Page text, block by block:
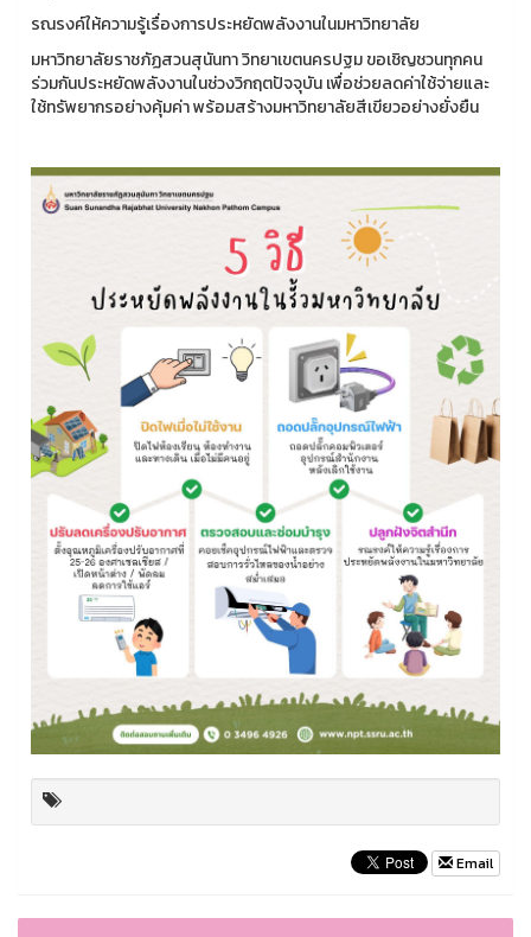
รณรงค์ให้ความรู้เรื่องการประหยัดพลังงานในมหาวิทยาลัย
มหาวิทยาลัยราชภัฏสวนสุนันทา วิทยาเขตนครปฐม ขอเชิญชวนทุกคน
ร่วมกันประหยัดพลังงานในช่วงวิกฤตปัจจุบัน เพื่อช่วยลดค่าใช้จ่ายและ
ใช้ทรัพยากรอย่างคุ้มค่า พร้อมสร้างมหาวิทยาลัยสีเขียวอย่างยั่งยืน
Email